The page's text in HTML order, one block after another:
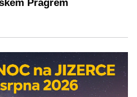
Prágrem